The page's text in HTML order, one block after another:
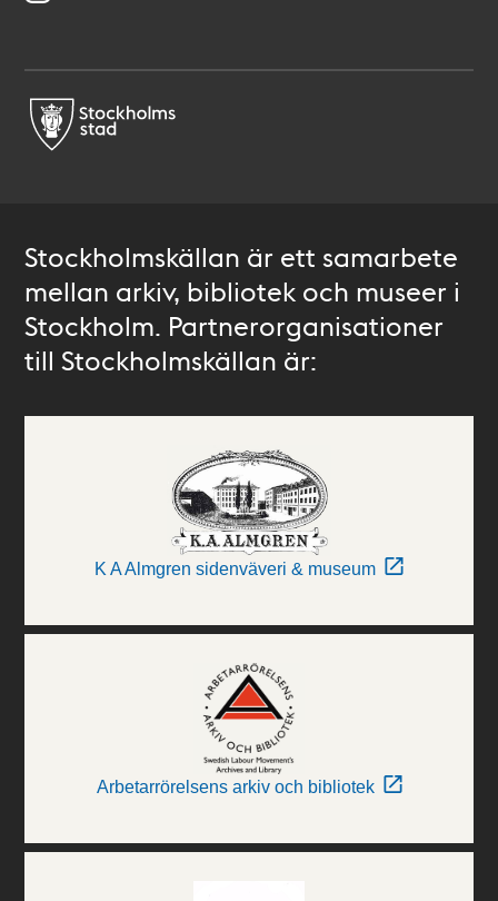
Stockholmskällan är ett samarbete
mellan arkiv, bibliotek och museer i
Stockholm. Partnerorganisationer
till Stockholmskällan är:
K A Almgren sidenväveri & museum
Arbetarrörelsens arkiv och bibliotek